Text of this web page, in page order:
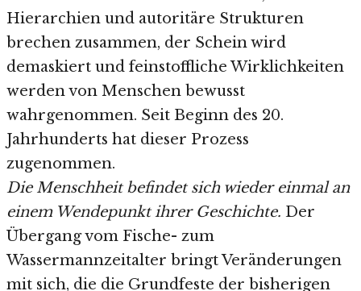
Hierarchien und autoritäre Strukturen
brechen zusammen, der Schein wird
demaskiert und feinstoffliche Wirklichkeiten
werden von Menschen bewusst
wahrgenommen. Seit Beginn des 20.
Jahrhunderts hat dieser Prozess
zugenommen.
Die Menschheit befindet sich wieder einmal an
einem Wendepunkt ihrer Geschichte. Der
Übergang vom Fische- zum
Wassermannzeitalter bringt Veränderungen
mit sich, die die Grundfeste der bisherigen